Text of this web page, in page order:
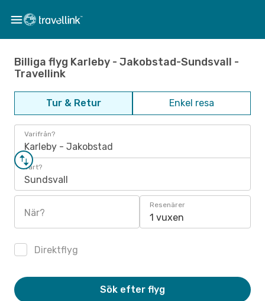
Billiga flyg Karleby - Jakobstad-Sundsvall -
Travellink
Tur & Retur Enkel resa
Varifrån?
Karleby - Jakobstad
Vart?
Sundsvall
När?
Resenärer
1 vuxen
Direktflyg
Sök efter flyg